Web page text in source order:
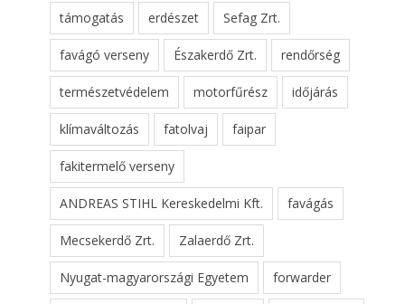
támogatás erdészet Sefag Zrt.
favágó verseny Északerdő Zrt. rendőrség
természetvédelem motorfűrész időjárás
klímaváltozás fatolvaj faipar
fakitermelő verseny
ANDREAS STIHL Kereskedelmi Kft. favágás
Mecsekerdő Zrt. Zalaerdő Zrt.
Nyugat-magyarországi Egyetem forwarder